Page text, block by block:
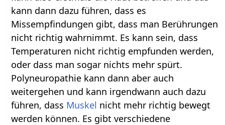
kann dann dazu führen, dass es
Missempfindungen gibt, dass man Berührungen
nicht richtig wahrnimmt. Es kann sein, dass
Temperaturen nicht richtig empfunden werden,
oder dass man sogar nichts mehr spürt.
Polyneuropathie kann dann aber auch
weitergehen und kann irgendwann auch dazu
führen, dass Muskel nicht mehr richtig bewegt
werden können. Es gibt verschiedene